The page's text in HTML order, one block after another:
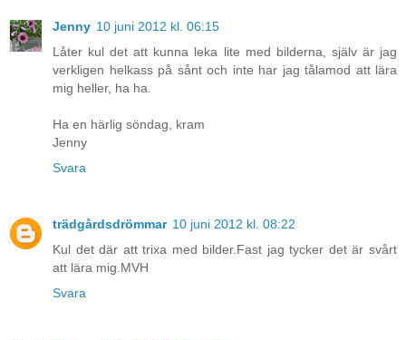
Jenny 10 juni 2012 kl. 06:15
Låter kul det att kunna leka lite med bilderna, själv är jag
verkligen helkass på sånt och inte har jag tålamod att lära
mig heller, ha ha.
Ha en härlig söndag, kram
Jenny
Svara
trädgårdsdrömmar 10 juni 2012 kl. 08:22
Kul det där att trixa med bilder.Fast jag tycker det är svårt
att lära mig.MVH
Svara